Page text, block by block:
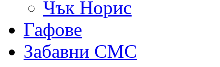
Чък Норис
Гафове
Забавни СМС